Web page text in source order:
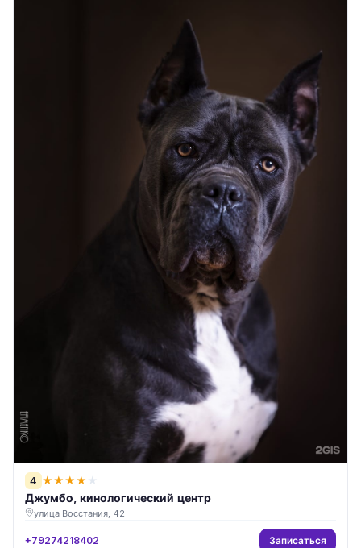
4 ★★★★ ★
Джумбо, кинологический центр
улица Восстания, 42
+79274218402 Записаться